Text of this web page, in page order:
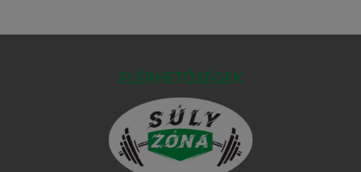
ELÉRHETŐSÉGEK